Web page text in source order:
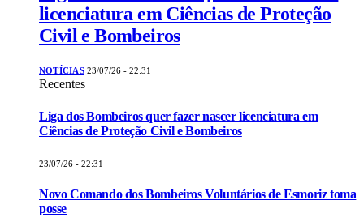
licenciatura em Ciências de Proteção
Civil e Bombeiros
NOTÍCIAS 23/07/26 - 22:31
Recentes
Liga dos Bombeiros quer fazer nascer licenciatura em
Ciências de Proteção Civil e Bombeiros
23/07/26 - 22:31
Novo Comando dos Bombeiros Voluntários de Esmoriz toma
posse